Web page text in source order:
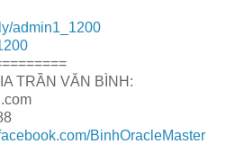
admin1_1200
TRẦN VĂN BÌNH:
BinhOracleMaster